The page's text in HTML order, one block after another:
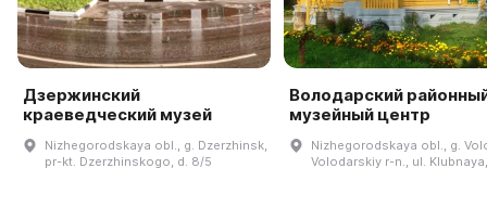
Дзержинский
краеведческий музей
Nizhegorodskaya obl., g. Dzerzhinsk,
pr-kt. Dzerzhinskogo, d. 8/5
Володарский
музейный центр
Nizhegorodskaya obl., g.
Volodarskiy r-n., ul.